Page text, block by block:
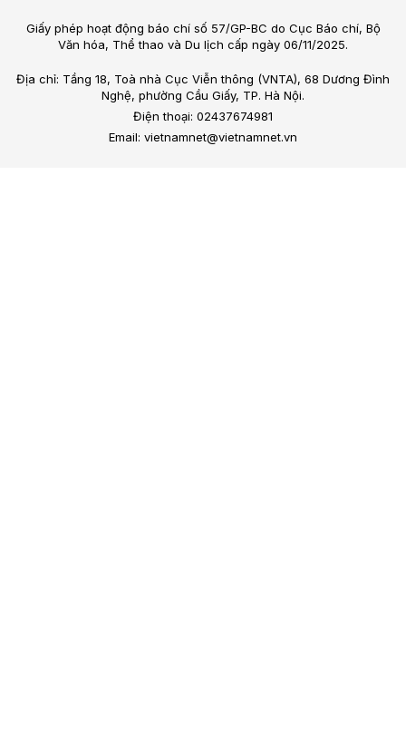
Giấy phép hoạt động báo chí số 57/GP-BC do Cục Báo chí, Bộ
Văn hóa, Thể thao và Du lịch cấp ngày 06/11/2025.
Địa chỉ: Tầng 18, Toà nhà Cục Viễn thông (VNTA), 68 Dương Đình
Nghệ, phường Cầu Giấy, TP. Hà Nội.
Điện thoại: 02437674981
Email: vietnamnet@vietnamnet.vn